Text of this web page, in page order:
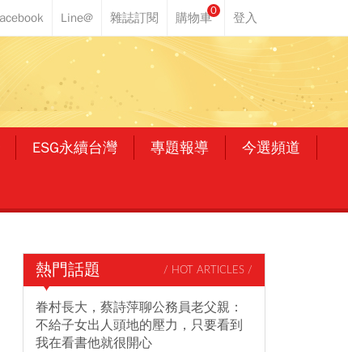
0
ESG永續台灣 專題報導 今選頻道
熱門話題 / HOT ARTICLES /
眷村長大，蔡詩萍聊公務員老父親：
不給子女出人頭地的壓力，只要看到
我在看書他就很開心